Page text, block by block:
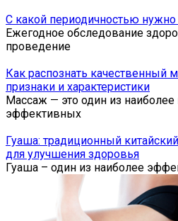
С какой периодичностью нужно
Ежегодное обследование
проведение
Как распознать качественный
признаки и характеристики
Массаж — это один из
эффективных
Гуаша: традиционный
для улучшения здоровья
Гуа­ша – один из на­и­бо­лее